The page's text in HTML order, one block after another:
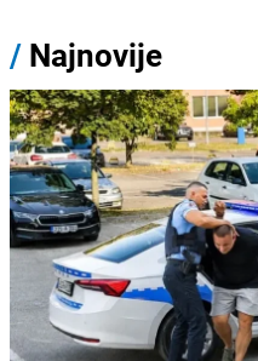
/ Najnovije